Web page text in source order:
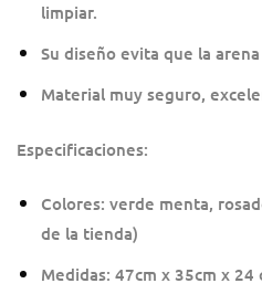
limpiar.
Su diseño evita que la
Material muy seguro,
Especificaciones:
Colores: verde menta,
de la tienda)
Medidas: 47cm x 35cm x 24